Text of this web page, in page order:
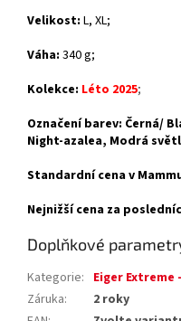
Velikost: L, XL;
Váha: 340 g;
Kolekce: Léto 2025;
Označení barev: Černá/
Night-azalea, Modrá
Standardní cena v
Nejnižší cena za
Doplňkové
Kategorie: Eiger Extreme
Záruka:
2 roky